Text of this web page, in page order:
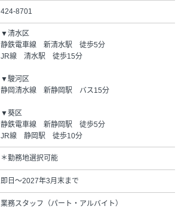
424-8701
▼清水区
静鉄電車線 新清水駅 徒歩5分
JR線 清水駅 徒歩15分
▼駿河区
静岡清水線 新静岡駅 バス15分
▼葵区
静鉄電車線 新静岡駅 徒歩5分
JR線 静岡駅 徒歩10分
＊勤務地選択可能
即日～2027年3月末まで
業務スタッフ（パート・アルバイト）